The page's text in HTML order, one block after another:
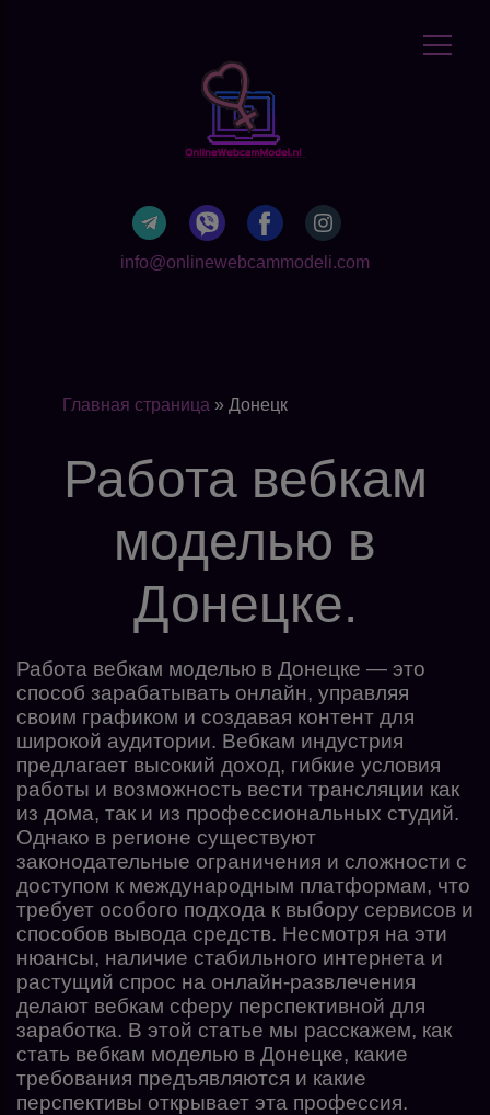
info@onlinewebcammodeli.com
Главная страница » Донецк
Работа вебкам
моделью в
Донецке.
Работа вебкам моделью в Донецке — это
способ зарабатывать онлайн, управляя
своим графиком и создавая контент для
широкой аудитории. Вебкам индустрия
предлагает высокий доход, гибкие условия
работы и возможность вести трансляции как
из дома, так и из профессиональных студий.
Однако в регионе существуют
законодательные ограничения и сложности с
доступом к международным платформам, что
требует особого подхода к выбору сервисов и
способов вывода средств. Несмотря на эти
нюансы, наличие стабильного интернета и
растущий спрос на онлайн-развлечения
делают вебкам сферу перспективной для
заработка. В этой статье мы расскажем, как
стать вебкам моделью в Донецке, какие
требования предъявляются и какие
перспективы открывает эта профессия.